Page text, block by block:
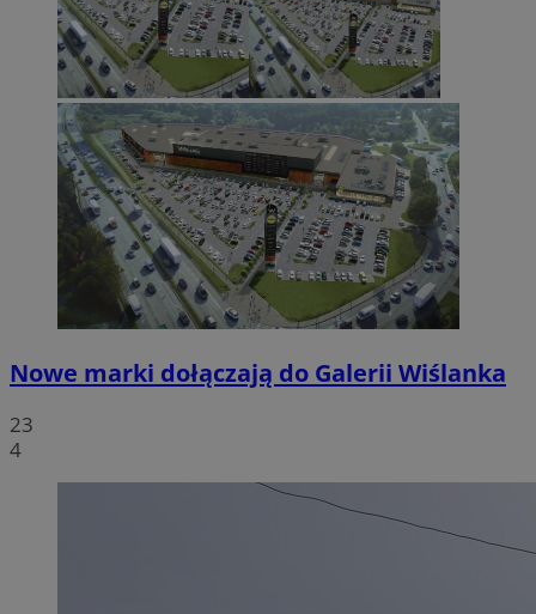
Nowe marki dołączają do Galerii Wiślanka
23
4